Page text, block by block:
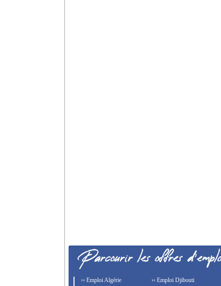
›› Emploi Algérie
›› Emploi Djibouti